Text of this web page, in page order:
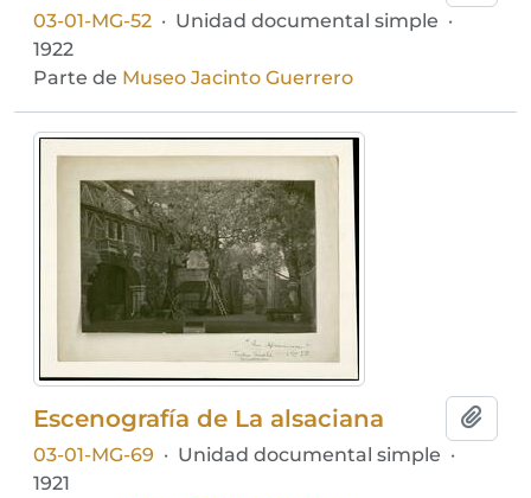
03-01-MG-52 · Unidad documental simple ·
1922
Parte de Museo Jacinto Guerrero
Escenografía de La alsaciana
03-01-MG-69 · Unidad documental simple ·
1921